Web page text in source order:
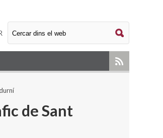
de Sant